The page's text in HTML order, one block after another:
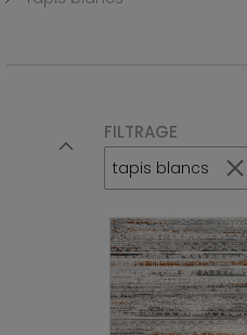
FILTRAGE
tapis blancs